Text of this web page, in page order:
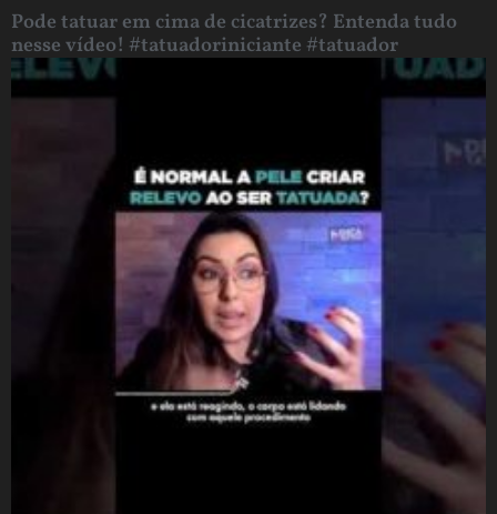
Pode tatuar em cima de cicatrizes? Entenda tudo
nesse vídeo! #tatuadoriniciante #tatuador